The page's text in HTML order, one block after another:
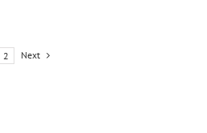
2 Next